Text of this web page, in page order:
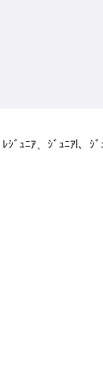
ﾞｭﾆｱ、ｼﾞｭﾆｱⅠ、ｼﾞ